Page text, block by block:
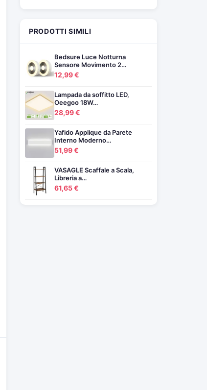
PRODOTTI SIMILI
Bedsure Luce Notturna
Sensore Movimento 2…
12,99 €
Lampada da soffitto LED,
Oeegoo 18W…
28,99 €
Yafido Applique da Parete
Interno Moderno…
51,99 €
VASAGLE Scaffale a Scala,
Libreria a…
61,65 €